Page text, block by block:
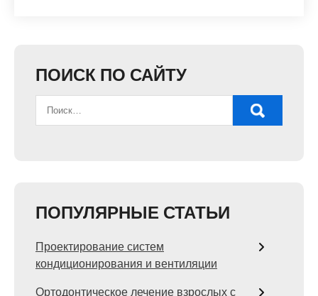
ПОИСК ПО САЙТУ
ПОПУЛЯРНЫЕ СТАТЬИ
Проектирование систем
кондиционирования и вентиляции
Ортодонтическое лечение взрослых с